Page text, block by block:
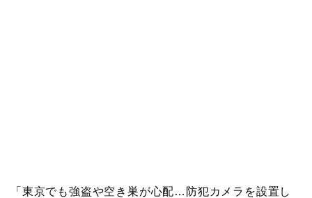
「東京でも強盗や空き巣が心配…防犯カメラを設置し